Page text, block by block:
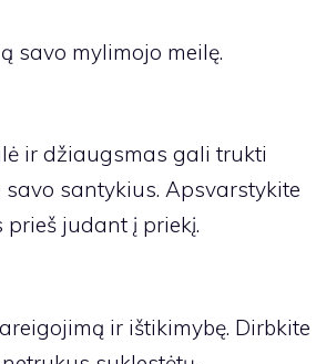
savo mylimojo meilę.
ir džiaugsmas gali trukti
santykius. Apsvarstykite
judant į priekį.
ir ištikimybę. Dirbkite